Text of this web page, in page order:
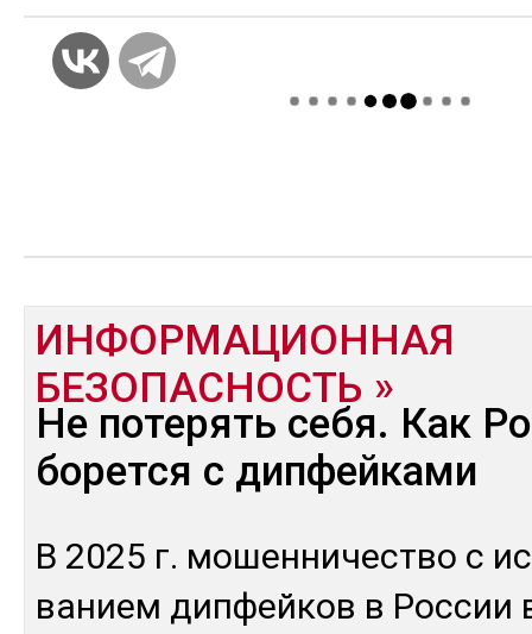
ИНФОРМАЦИОННАЯ
БЕЗОПАСНОСТЬ
Не потерять себя. Как
борется с дипфейками
В 2025 г. мо­шен­ни­чес­тво с
ванием дип­фей­ков в Рос­сии